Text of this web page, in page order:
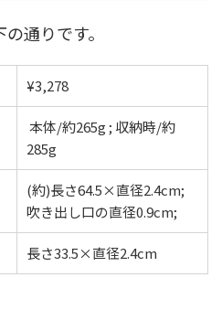
通りです。
¥3,278
本体/約265g ; 収納時/約
285g
(約)長さ64.5×直径2.4cm;
吹き出し口の直径0.9cm;
長さ33.5×直径2.4cm